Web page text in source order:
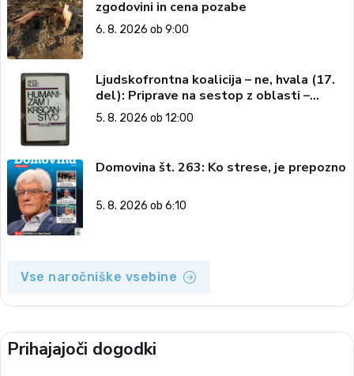
zgodovini in cena pozabe
6. 8. 2026 ob 9:00
Ljudskofrontna koalicija – ne, hvala (17.
del): Priprave na sestop z oblasti –
dvorska opozicija 6: Gramsci na delu:
Revija 2000 in revolucionarna izvotlitev
5. 8. 2026 ob 12:00
Domovina št. 263: Ko strese, je prepozno
5. 8. 2026 ob 6:10
Vse naročniške vsebine
Prihajajoči dogodki